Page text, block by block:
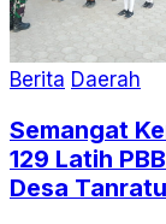
Berita Daerah
Semangat
129 Latih
Desa